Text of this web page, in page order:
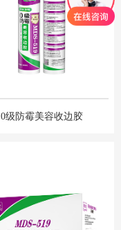
0级防霉美容收边胶